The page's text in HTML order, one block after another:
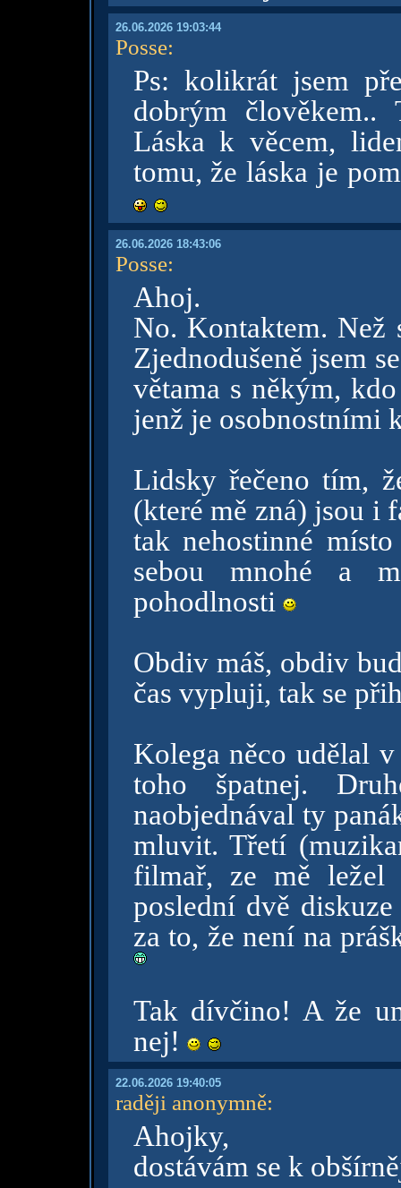
26.06.2026 19:03:44
Posse:
Ps: kolikrát jsem
dobrým člověkem..
Láska k věcem,
tomu, že láska je
26.06.2026 18:43:06
Posse:
Ahoj.
No. Kontaktem. Než
Zjednodušeně jsem
větama s někým,
jenž je osobnostními
Lidsky řečeno tím,
(které mě zná) jsou i
tak nehostinné
sebou mnohé a
pohodlnosti
Obdiv máš, obdiv
čas vypluji, tak se
Kolega něco udělal
toho špatnej.
naobjednával ty
mluvit. Třetí
filmař, ze mě
poslední dvě
za to, že není na
Tak dívčino! A že
nej!
22.06.2026 19:40:05
raději anonymně:
Ahojky,
dostávám se k